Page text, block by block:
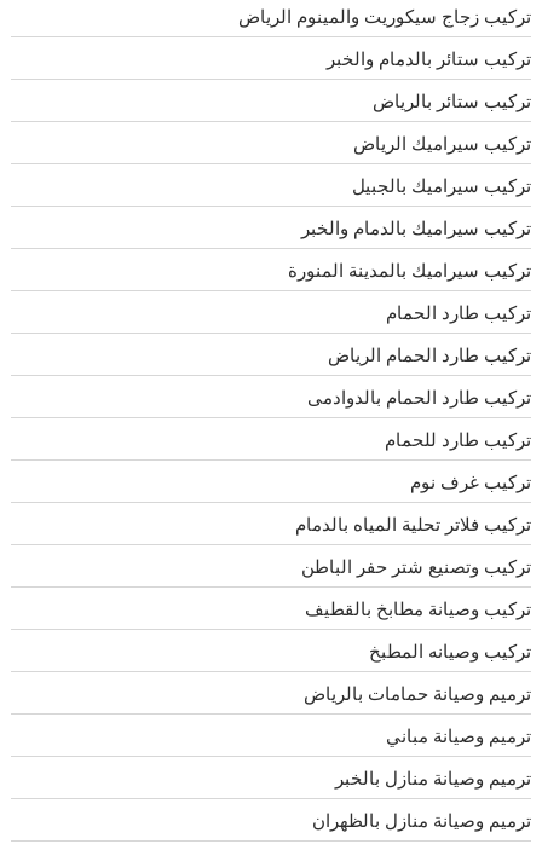
تركيب زجاج سيكوريت والمينوم الرياض
تركيب ستائر بالدمام والخبر
تركيب ستائر بالرياض
تركيب سيراميك الرياض
تركيب سيراميك بالجبيل
تركيب سيراميك بالدمام والخبر
تركيب سيراميك بالمدينة المنورة
تركيب طارد الحمام
تركيب طارد الحمام الرياض
تركيب طارد الحمام بالدوادمى
تركيب طارد للحمام
تركيب غرف نوم
تركيب فلاتر تحلية المياه بالدمام
تركيب وتصنيع شتر حفر الباطن
تركيب وصيانة مطابخ بالقطيف
تركيب وصيانه المطبخ
ترميم وصيانة حمامات بالرياض
ترميم وصيانة مباني
ترميم وصيانة منازل بالخبر
ترميم وصيانة منازل بالظهران